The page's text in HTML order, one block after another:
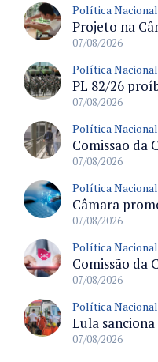
Política Nacional
07/08/2026
Política Nacional
07/08/2026
Política Nacional
07/08/2026
Política Nacional
07/08/2026
Política Nacional
07/08/2026
Política Nacional
07/08/2026